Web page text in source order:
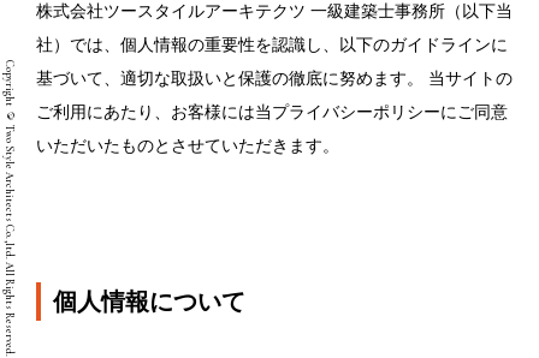
Copyright © Two Style Architects Co.,ltd. All Rights Reserved.
株式会社ツースタイルアーキテクツ 一級建築士事務所（以下当
社）では、個人情報の重要性を認識し、以下のガイドラインに
基づいて、適切な取扱いと保護の徹底に努めます。 当サイトの
ご利用にあたり、お客様には当プライバシーポリシーにご同意
いただいたものとさせていただきます。
個人情報について